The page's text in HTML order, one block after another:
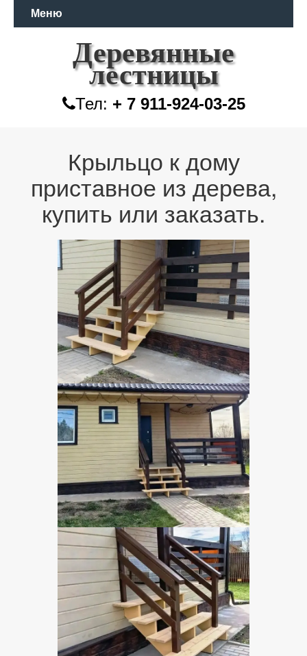
Меню
Деревянные
лестницы
Тел: + 7 911-924-03-25
Крыльцо к дому
приставное из дерева,
купить или заказать.